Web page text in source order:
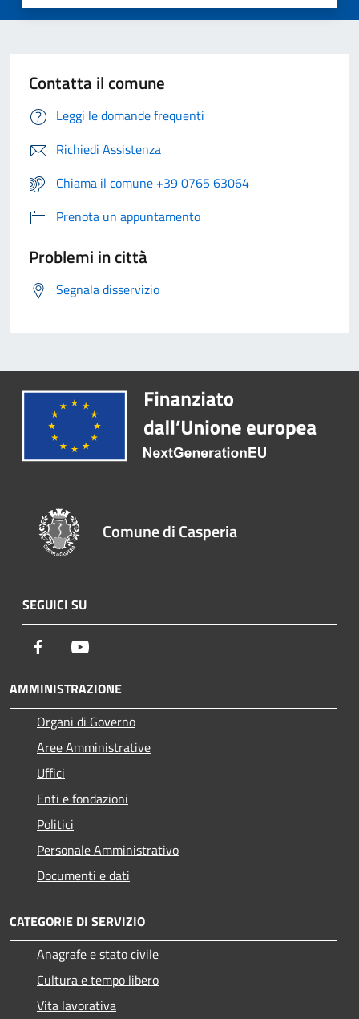
Contatta il comune
Leggi le domande frequenti
Richiedi Assistenza
Chiama il comune +39 0765 63064
Prenota un appuntamento
Problemi in città
Segnala disservizio
Comune di Casperia
SEGUICI SU
Facebook
AMMINISTRAZIONE
Organi di Governo
Aree Amministrative
Uffici
Enti e fondazioni
Politici
Personale Amministrativo
Documenti e dati
CATEGORIE DI SERVIZIO
Anagrafe e stato civile
Cultura e tempo libero
Vita lavorativa